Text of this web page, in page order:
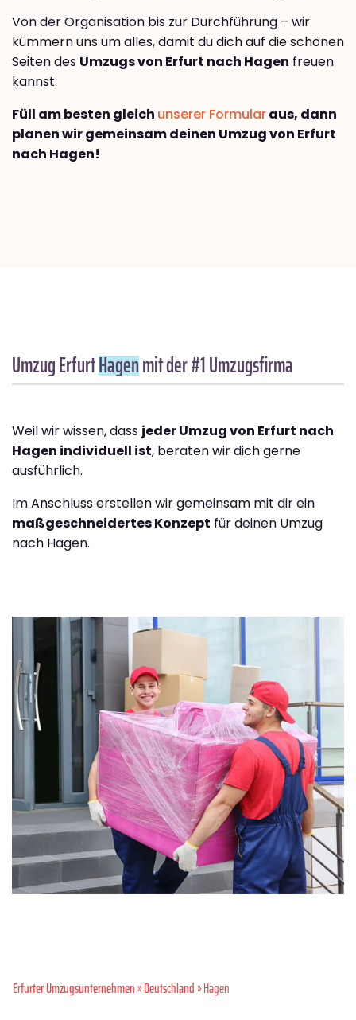
Von der Organisation bis zur Durchführung – wir
kümmern uns um alles, damit du dich auf die schönen
Seiten des Umzugs von Erfurt nach Hagen freuen
kannst.
Füll am besten gleich unserer Formularaus, dann
planen wir gemeinsam deinen Umzug von Erfurt
nach Hagen!
Umzug ErfurtHagenmit der #1 Umzugsfirma
Weil wir wissen, dass jeder Umzug von Erfurt nach
Hagen individuell ist, beraten wir dich gerne
ausführlich.
Im Anschluss erstellen wir gemeinsam mit dir ein
maßgeschneidertes Konzept für deinen Umzug
nach Hagen.
Erfurter Umzugsunternehmen»Deutschland» Hagen